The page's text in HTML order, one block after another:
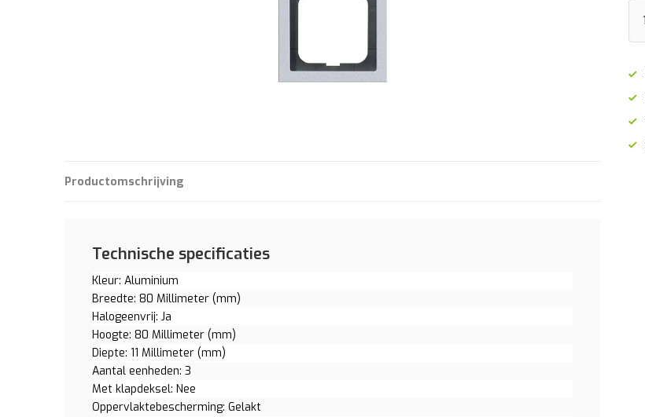
Productomschrijving
Technische specificaties
Kleur: Aluminium
Breedte: 80 Millimeter (mm)
Halogeenvrij: Ja
Hoogte: 80 Millimeter (mm)
Diepte: 11 Millimeter (mm)
Aantal eenheden: 3
Met klapdeksel: Nee
Oppervlaktebescherming: Gelakt